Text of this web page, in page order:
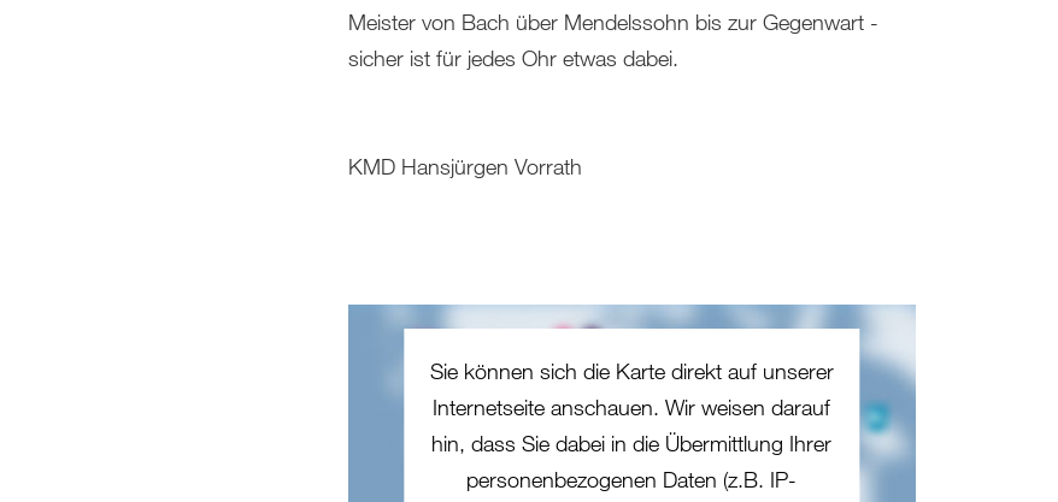
Meister von Bach über Mendelssohn bis zur Gegenwart -
sicher ist für jedes Ohr etwas dabei.
KMD Hansjürgen Vorrath
Sie können sich die Karte direkt auf unserer
Internetseite anschauen. Wir weisen darauf
hin, dass Sie dabei in die Übermittlung Ihrer
personenbezogenen Daten (z.B. IP-